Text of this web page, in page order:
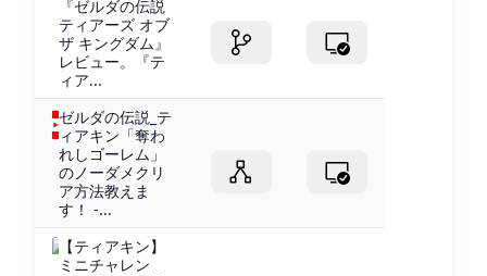
『ゼルダの伝説
ティアーズ オブ
ザ キングダム』
レビュー。『テ
ィア...
ゼルダの伝説_テ
ィアキン「奪わ
れしゴーレム」
のノーダメクリ
ア方法教えま
す！ -...
【ティアキン】
ミニチャレン